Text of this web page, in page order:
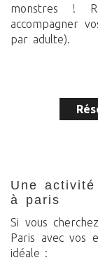
monstres !
accompagner
par adulte).
une activité halloween originale à faire
à paris
Si vous
Paris avec vos
idéale :